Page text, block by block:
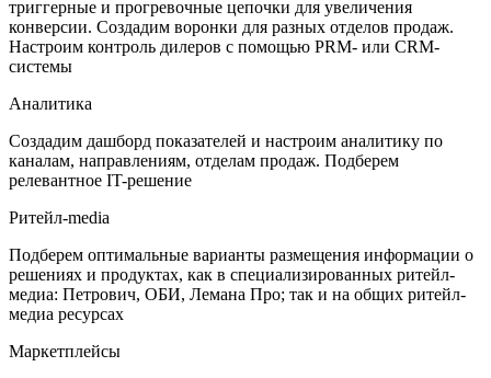
триггерные и прогревочные цепочки для увеличения
конверсии. Создадим воронки для разных отделов продаж.
Настроим контроль дилеров с помощью PRM- или CRM-
системы
Аналитика
Создадим дашборд показателей и настроим аналитику по
каналам, направлениям, отделам продаж. Подберем
релевантное IT-решение
Ритейл-media
Подберем оптимальные варианты размещения информации о
решениях и продуктах, как в специализированных ритейл-
медиа: Петрович, ОБИ, Лемана Про; так и на общих ритейл-
медиа ресурсах
Маркетплейсы